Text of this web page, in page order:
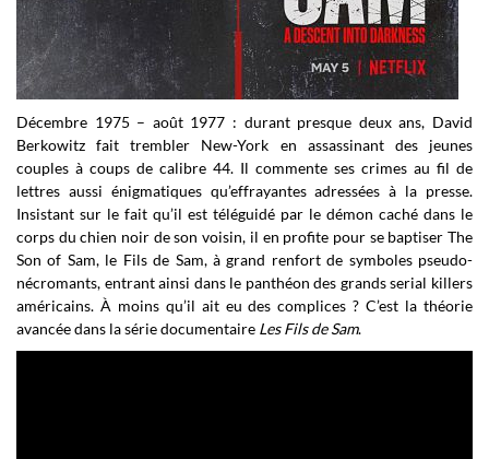
Décembre 1975 – août 1977 : durant presque deux ans, David
Berkowitz fait trembler New-York en assassinant des jeunes
couples à coups de calibre 44. Il commente ses crimes au fil de
lettres aussi énigmatiques qu’effrayantes adressées à la presse.
Insistant sur le fait qu’il est téléguidé par le démon caché dans le
corps du chien noir de son voisin, il en profite pour se baptiser The
Son of Sam, le Fils de Sam, à grand renfort de symboles pseudo-
nécromants, entrant ainsi dans le panthéon des grands serial killers
américains. À moins qu’il ait eu des complices ? C’est la théorie
avancée dans la série documentaire Les Fils de Sam.